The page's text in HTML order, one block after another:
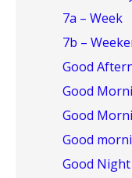
7a – Week
7b –
Good
Good
Good
Good
Good Night